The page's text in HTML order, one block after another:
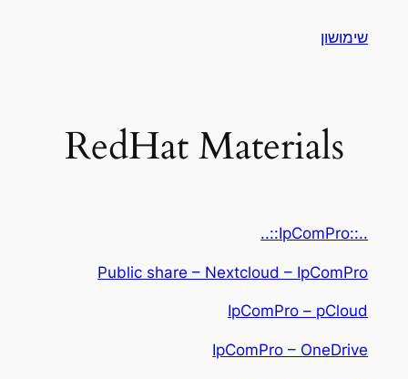
לתוכןשימושון
RedHat Materials
..::IpComPro::..
Public share – Nextcloud – IpComPro
IpComPro – pCloud
IpComPro – OneDrive